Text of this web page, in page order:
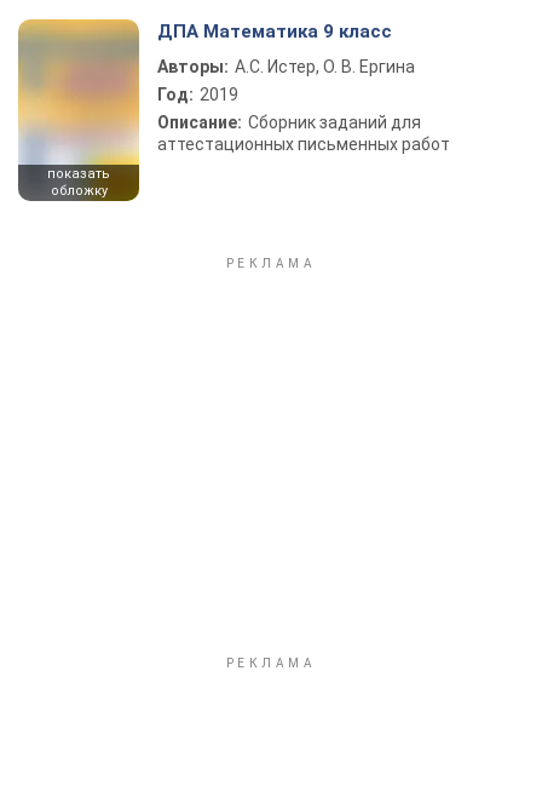
показать
обложку
ДПА Математика 9 класс
Авторы: А.С. Истер, О. В. Ергина
Год: 2019
Описание: Сборник заданий для
аттестационных письменных работ